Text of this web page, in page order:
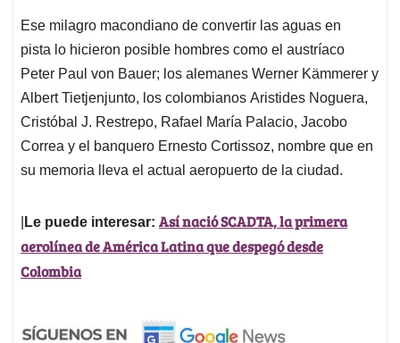
Ese milagro macondiano de convertir las aguas en
pista lo hicieron posible hombres como el austríaco
Peter Paul von Bauer; los alemanes Werner Kämmerer y
Albert Tietjenjunto, los colombianos Aristides Noguera,
Cristóbal J. Restrepo, Rafael María Palacio, Jacobo
Correa y el banquero Ernesto Cortissoz, nombre que en
su memoria lleva el actual aeropuerto de la ciudad.
Le puede interesar: Así nació SCADTA, la primera
aerolínea de América Latina que despegó desde
Colombia